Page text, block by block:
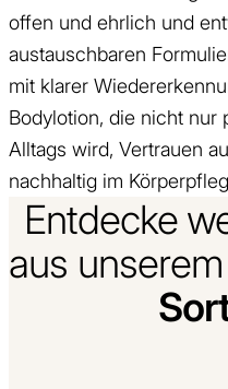
offen und ehrlich und
austauschbaren
mit klarer
Bodylotion, die nicht nur
Alltags wird, Vertrauen
nachhaltig im
Entdecke
aus unserem